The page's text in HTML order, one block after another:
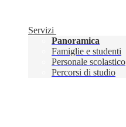
Servizi
Panoramica
Famiglie e studenti
Personale scolastico
Percorsi di studio